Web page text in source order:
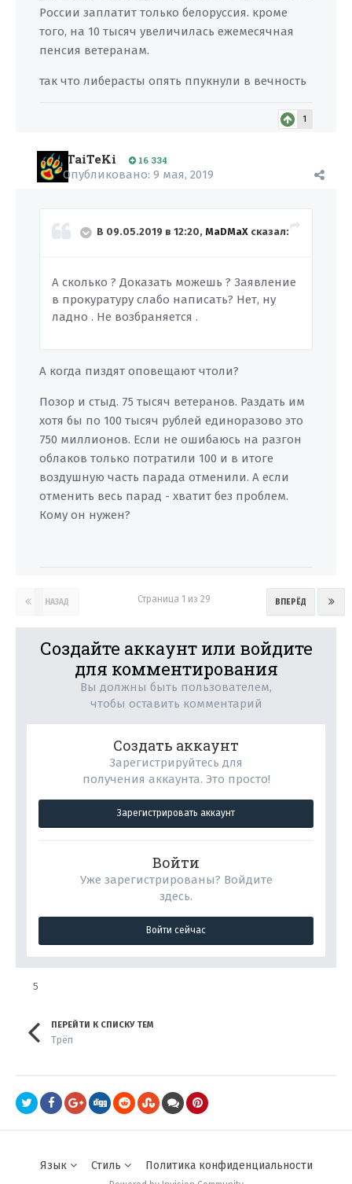
России заплатит только белоруссия. кроме
того, на 10 тысяч увеличилась ежемесячная
пенсия ветеранам.
так что либерасты опять ппукнули в вечность
1
TaiTeKi 16 334
Опубликовано: 9 мая, 2019
В 09.05.2019 в 12:20, MaDMaX сказал:
А сколько ? Доказать можешь ? Заявление
в прокуратуру слабо написать? Нет, ну
ладно . Не возбраняется .
А когда пиздят оповещают чтоли?
Позор и стыд. 75 тысяч ветеранов. Раздать им
хотя бы по 100 тысяч рублей единоразово это
750 миллионов. Если не ошибаюсь на разгон
облаков только потратили 100 и в итоге
воздушную часть парада отменили. А если
отменить весь парад - хватит без проблем.
Кому он нужен?
НАЗАД ВПЕРЁД
Страница 1 из 29
Создайте аккаунт или войдите
для комментирования
Вы должны быть пользователем,
чтобы оставить комментарий
Создать аккаунт
Зарегистрируйтесь для
получения аккаунта. Это просто!
Зарегистрировать аккаунт
Войти
Уже зарегистрированы? Войдите
здесь.
Войти сейчас
5
ПЕРЕЙТИ К СПИСКУ ТЕМ
Трёп
Язык Стиль Политика конфиденциальности